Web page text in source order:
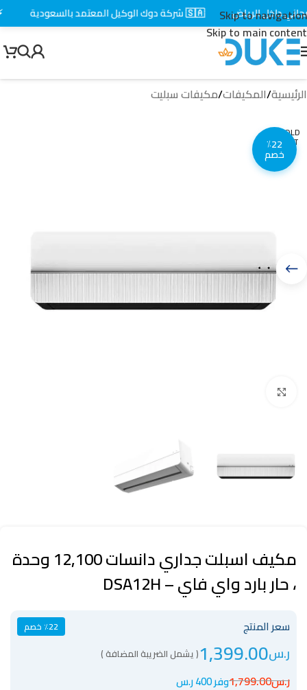
Skip to navigation
Skip to main content
الرئيسية/المكيفات/مكيفات سبليت
SOLD
OUT٪22
خصم
مكيف اسبلت جداري دانسات 12,100 وحدة
، حار بارد واي فاي – DSA12H
سعر المنتج ٪22 خصم
ر.س1,399.00( يشمل الضريبة المضافة )
ر.س1,799.00وفر 400 ر.س
داخل الرياض 🇸🇦 شركة دوك الوكيل المعتمد بالسعودية